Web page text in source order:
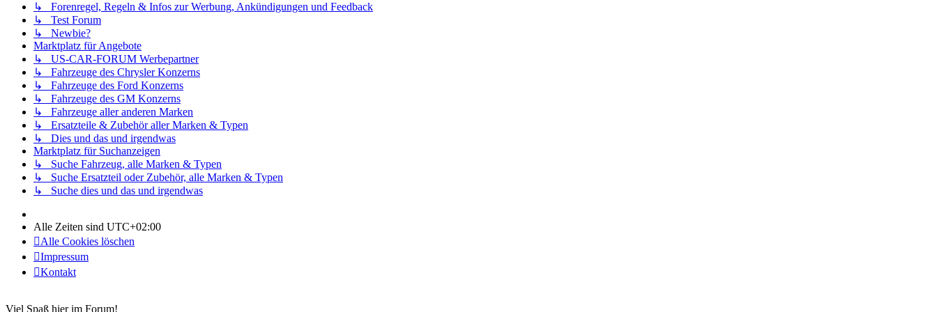
↳ Forenregel, Regeln & Infos zur Werbung, Ankündigungen und Feedback
↳ Test Forum
↳ Newbie?
Marktplatz für Angebote
↳ US-CAR-FORUM Werbepartner
↳ Fahrzeuge des Chrysler Konzerns
↳ Fahrzeuge des Ford Konzerns
↳ Fahrzeuge des GM Konzerns
↳ Fahrzeuge aller anderen Marken
↳ Ersatzteile & Zubehör aller Marken & Typen
↳ Dies und das und irgendwas
Marktplatz für Suchanzeigen
↳ Suche Fahrzeug, alle Marken & Typen
↳ Suche Ersatzteil oder Zubehör, alle Marken & Typen
↳ Suche dies und das und irgendwas
Alle Zeiten sind UTC+02:00
Alle Cookies löschen
Impressum
Kontakt
Viel Spaß hier im Forum!